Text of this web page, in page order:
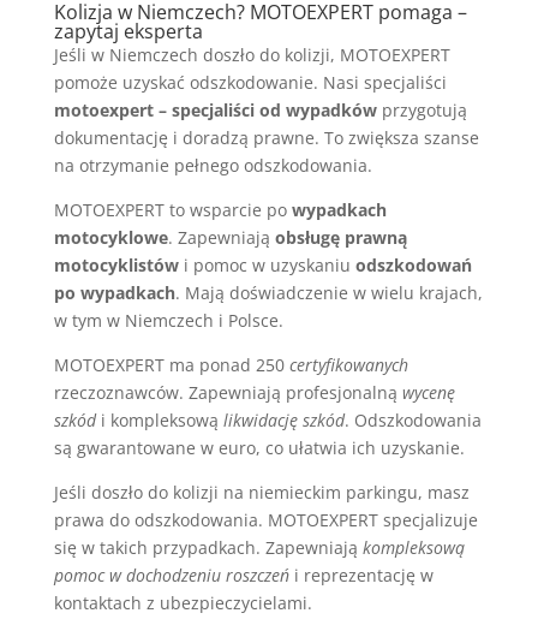
Kolizja w Niemczech? MOTOEXPERT pomaga –
zapytaj eksperta
Jeśli w Niemczech doszło do kolizji, MOTOEXPERT
pomoże uzyskać odszkodowanie. Nasi specjaliści
motoexpert – specjaliści od wypadkówprzygotują
dokumentację i doradzą prawne. To zwiększa szanse
na otrzymanie pełnego odszkodowania.
MOTOEXPERT to wsparcie po wypadkach
motocyklowe. Zapewniają obsługę prawną
motocyklistówi pomoc w uzyskaniu odszkodowań
po wypadkach. Mają doświadczenie w wielu krajach,
w tym w Niemczech i Polsce.
MOTOEXPERT ma ponad 250 certyfikowanych
rzeczoznawców. Zapewniają profesjonalną wycenę
szkódi kompleksową likwidację szkód. Odszkodowania
są gwarantowane w euro, co ułatwia ich uzyskanie.
Jeśli doszło do kolizji na niemieckim parkingu, masz
prawa do odszkodowania. MOTOEXPERT specjalizuje
się w takich przypadkach. Zapewniają kompleksową
pomoc w dochodzeniu roszczeńi reprezentację w
kontaktach z ubezpieczycielami.